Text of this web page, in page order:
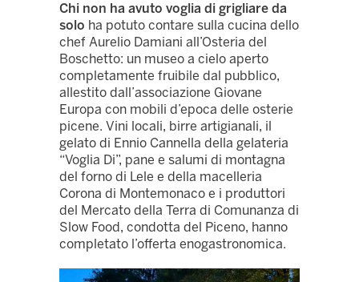
Chi non ha avuto voglia di grigliare da
solo ha potuto contare sulla cucina dello
chef Aurelio Damiani all’Osteria del
Boschetto: un museo a cielo aperto
completamente fruibile dal pubblico,
allestito dall’associazione Giovane
Europa con mobili d’epoca delle osterie
picene. Vini locali, birre artigianali, il
gelato di Ennio Cannella della gelateria
“Voglia Di”, pane e salumi di montagna
del forno di Lele e della macelleria
Corona di Montemonaco e i produttori
del Mercato della Terra di Comunanza di
Slow Food, condotta del Piceno, hanno
completato l’offerta enogastronomica.